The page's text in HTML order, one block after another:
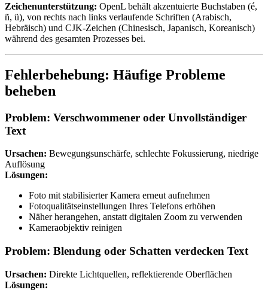
Zeichenunterstützung: OpenL behält akzentuierte Buchstaben (é,
ñ, ü), von rechts nach links verlaufende Schriften (Arabisch,
Hebräisch) und CJK-Zeichen (Chinesisch, Japanisch, Koreanisch)
während des gesamten Prozesses bei.
Fehlerbehebung: Häufige Probleme
beheben
Problem: Verschwommener oder Unvollständiger
Text
Ursachen: Bewegungsunschärfe, schlechte Fokussierung, niedrige
Auflösung
Lösungen:
Foto mit stabilisierter Kamera erneut aufnehmen
Fotoqualitätseinstellungen Ihres Telefons erhöhen
Näher herangehen, anstatt digitalen Zoom zu verwenden
Kameraobjektiv reinigen
Problem: Blendung oder Schatten verdecken Text
Ursachen: Direkte Lichtquellen, reflektierende Oberflächen
Lösungen: